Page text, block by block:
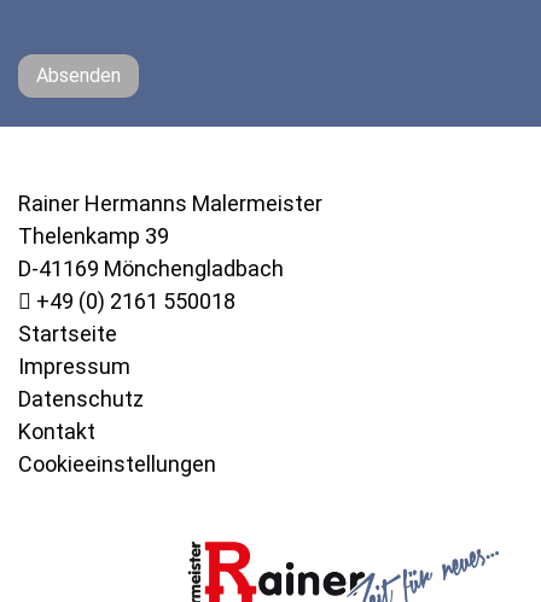
Absenden
Rainer Hermanns Malermeister
Thelenkamp 39
D-41169 Mönchengladbach
+49 (0) 2161 550018
Startseite
Impressum
Datenschutz
Kontakt
Cookieeinstellungen